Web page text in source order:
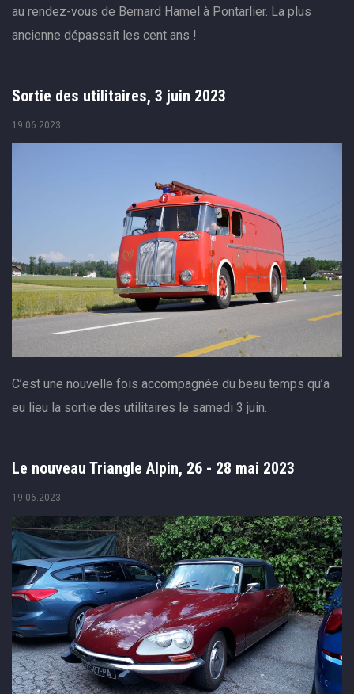
au rendez-vous de Bernard Hamel à Pontarlier. La plus
ancienne dépassait les cent ans !
Sortie des utilitaires, 3 juin 2023
19.06.2023
C’est une nouvelle fois accompagnée du beau temps qu’a
eu lieu la sortie des utilitaires le samedi 3 juin.
Le nouveau Triangle Alpin, 26 - 28 mai 2023
19.06.2023